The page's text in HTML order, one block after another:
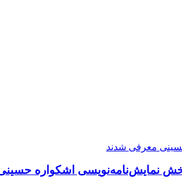
نمایش‌نامه‌نویسی اشکواره